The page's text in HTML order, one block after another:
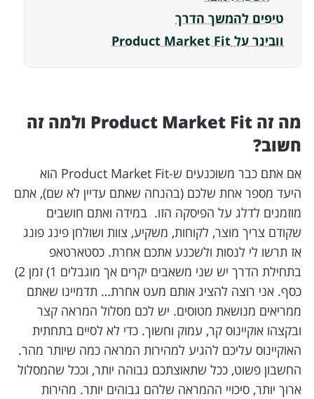
טיפים להמשך הדרך
וובינר על Product Market Fit
מה זה Product Market Fit ולמה זה
חשוב?
אם אתם כבר משוכנעים ש-Product Market Fit הוא
היעד מספר אחת שלכם (בהנחה שאתם עדיין לא שם), אתם
מוזמנים לדלג על הפיסקה הזו. במידה ואתם חושבים
שקודם צריך מוצר, לקוחות, משקיע, צוות ושולחן פינג פונג
אז תרשו לי לנסות ולשכנע אתכם אחרת. כסטארטאפ
בתחילת הדרך יש שני משאבים יקרים אך מוגבלים 1) זמן 2)
כסף. אני רוצה להציג אותם מעט אחרת… תדמיינו שאתם
ממריאים מנושאת מטוסים. יש לכם מסלול המראה קצר
ובקצהו אוקיינוס קר, עמוק וחשוך. כדי לא לסיים בתחתית
האוקיינוס עליכם להגיע למהירות המראה כמה שיותר מהר.
החשבון פשוט, ככל שתאוצתכם גבוהה יותר, וככל שהמסלול
ארוך יותר, סיכויי ההמראה שלהם גבוהים יותר. מהירות